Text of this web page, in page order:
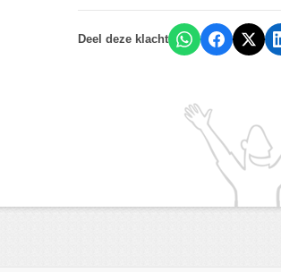
Deel deze klacht